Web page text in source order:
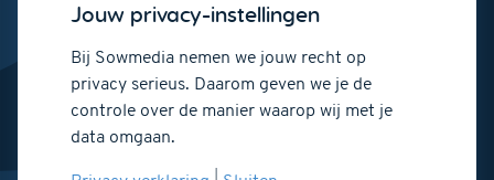
Wat is NIS2 en wat betekent het voor jouw
WordPress website?
Optimaliseer je WordPress website voor Google
PageSpeed
Jouw privacy-instellingen
Bij Sowmedia nemen we jouw recht op
privacy serieus. Daarom geven we je de
controle over de manier waarop wij met je
data omgaan.